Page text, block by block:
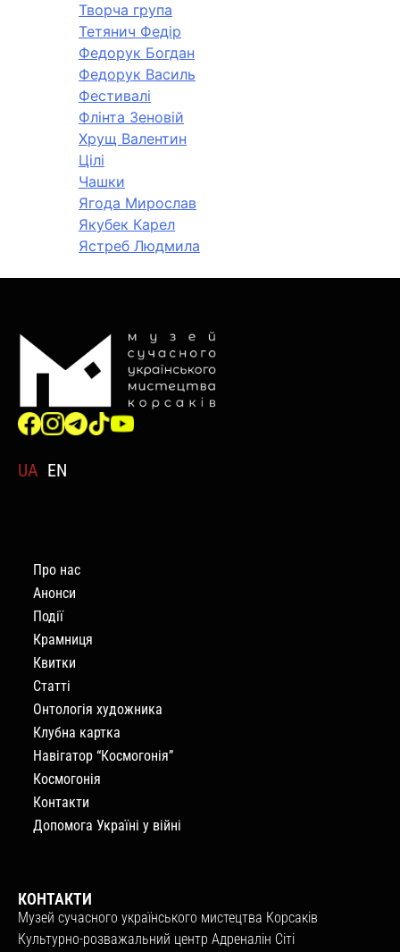
Творча група
Тетянич Федір
Федорук Богдан
Федорук Василь
Фестивалі
Флінта Зеновій
Хрущ Валентин
Цілі
Чашки
Ягода Мирослав
Якубек Карел
Ястреб Людмила
UA EN
Про нас
Анонси
Події
Крамниця
Квитки
Статті
Онтологія художника
Клубна картка
Навігатор “Космогонія”
Космогонія
Контакти
Допомога Україні у війні
КОНТАКТИ
Музей сучасного українського мистецтва Корсаків
Культурно-розважальний центр Адреналін Сіті